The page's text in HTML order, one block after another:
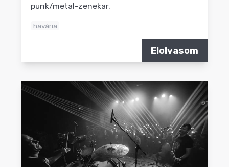
punk/metal-zenekar.
havária
Elolvasom